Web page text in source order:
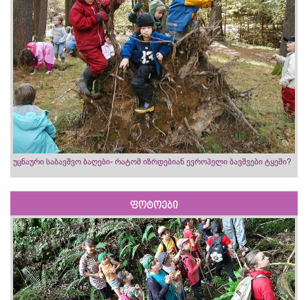
უცნაური საბავშვო ბაღები- რატომ იზრდებიან ევროპელი ბავშვები ტყეში?
ფოტოები